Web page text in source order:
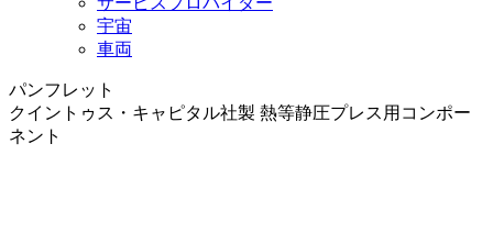
宇宙
車両
パンフレット
クイントゥス・キャピタル社製 熱等静圧プレス用コンポー
ネント